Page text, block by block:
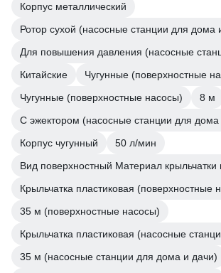
Корпус металлический
Ротор сухой (насосные станции для дома
Китайские
Чугунные (поверхностные
Чугунные (поверхностные насосы)
8 м
С эжектором (насосные станции для дома
Корпус чугунный
50 л/мин
Вид поверхностный Материал крыльчатки
Крыльчатка пластиковая (поверхностные
35 м (поверхностные насосы)
35 м (насосные станции для дома и дачи)